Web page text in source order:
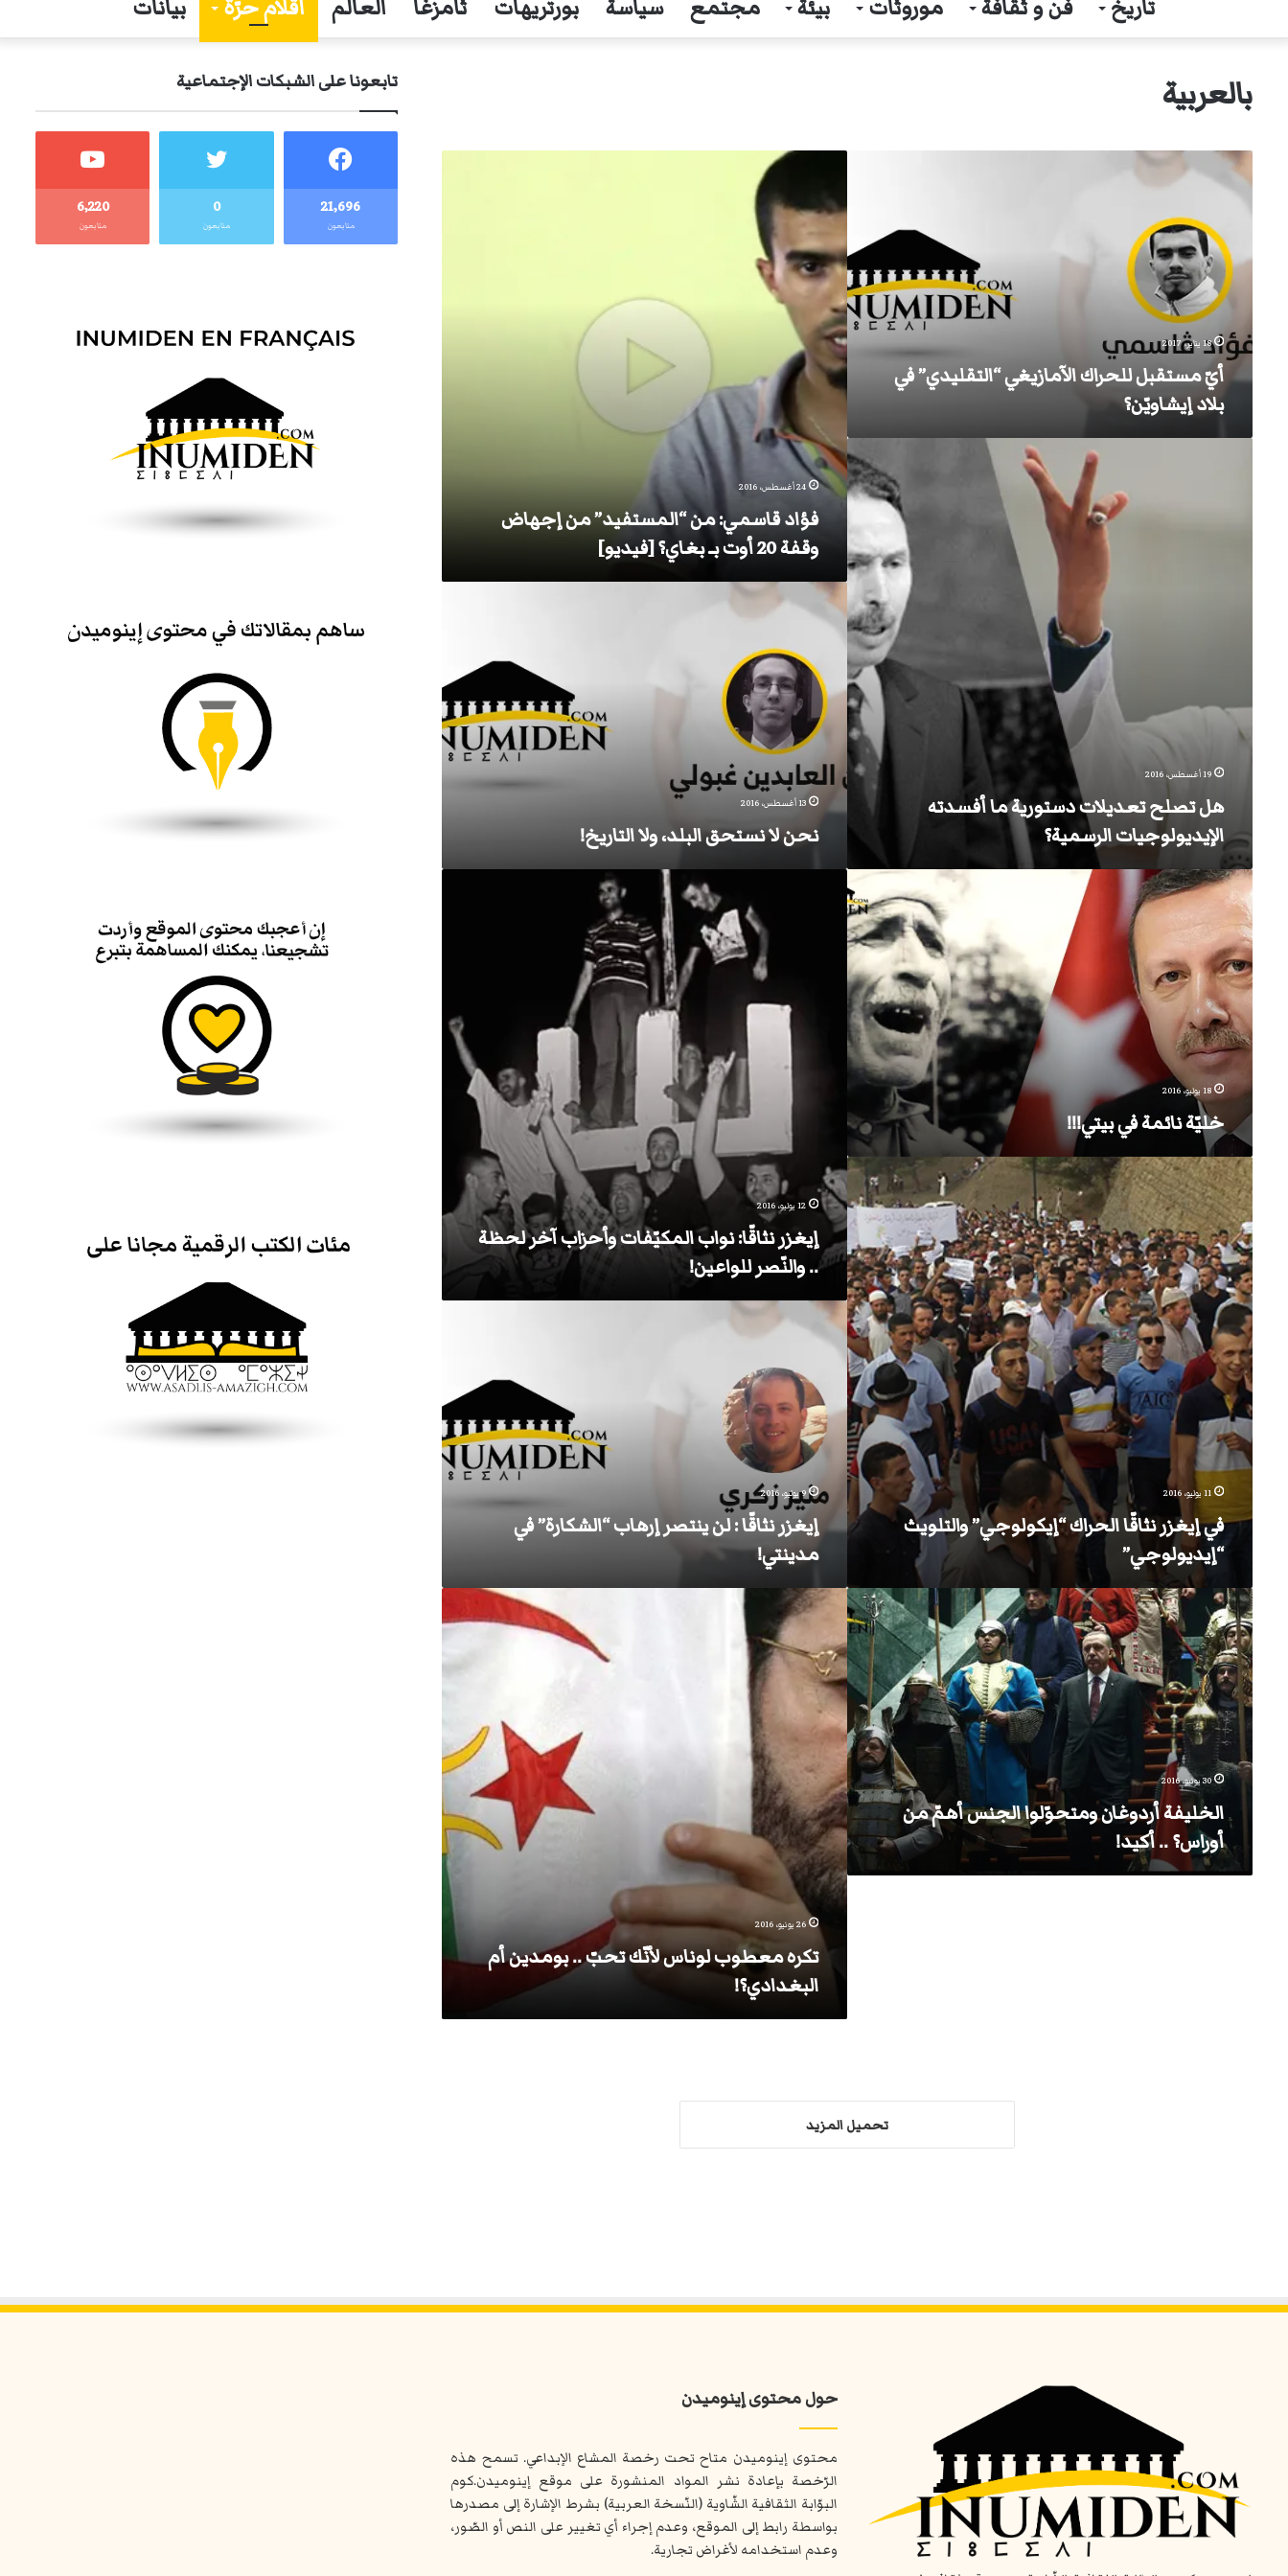
تاريخ فن و ثقافة موروثات بيئة مجتمع سياسة بورتريهات ثامزغا العالم أقلام حرّة بيانات
بالعربية
أيّ
مستقبل
للحراك
الآمازيغي
“التقليدي”
في
إيشاويّن؟
18 يناير، 2017
أيّ مستقبل للحراك الآمازيغي “التقليدي” في
بلاد إيشاويّن؟
فؤاد
من
“المستفيد”
من
إجهاض
وقفة
20
أوت
بـ
بغاي؟
[فيديو]
24 أغسطس، 2016
فؤاد قاسمي: من “المستفيد” من إجهاض
وقفة 20 أوت بـ بغاي؟ [فيديو]
19 أغسطس، 2016
هل تصلح تعديلات دستورية ما أفسدته
الإيديولوجيات الرسمية؟
نحن
لا
نستحق
ولا
التاريخ!
13 أغسطس، 2016
نحن لا نستحق البلد، ولا التاريخ!
خليّة
نائمة
في
بيتي!!!
18 يوليو، 2016
خليّة نائمة في بيتي!!!
إيغزر
نثاقّا:
نواب
المكيّفات
آخر
لحظة
والنّصر
للواعين!
12 يوليو، 2016
إيغزر نثاقّا: نواب المكيّفات وأحزاب آخر لحظة
.. والنّصر للواعين!
في
إيغزر
نثاقّا
الحراك
“إيكولوجي”
والتلويث
“إيديولوجي”
11 يوليو، 2016
في إيغزر نثاقّا الحراك “إيكولوجي” والتلويث
“إيديولوجي”
إيغزر
نثاقّا
:
لن
ينتصر
إرهاب
“الشكارة”
في
مدينتي!
9 يوليو، 2016
إيغزر نثاقّا : لن ينتصر إرهاب “الشكارة” في
مدينتي!
الخليفة
أردوغان
ومتحوّلوا
الجنس
أهمّ
من
أوراس؟
أكيد!
30 يونيو، 2016
الخليفة أردوغان ومتحوّلوا الجنس أهمّ من
أوراس؟ .. أكيد!
تكره
معطوب
لوناس
لأنّك
تحبّ
..
بومدين
أم
البغدادي؟!
26 يونيو، 2016
تكره معطوب لوناس لأنّك تحبّ .. بومدين أم
البغدادي؟!
تحميل المزيد
تابعونا على الشبكات الإجتماعية
21٬696
متابعون
0
متابعون
6٬220
متابعون
حول محتوى إينوميدن
محتوى إينوميدن متاح تحت رخصة المشاع الإبداعي. تسمح هذه
الرّخصة بإعادة نشر المواد المنشورة على موقع إينوميدن.كوم
البوّابة الثقافية الشّاوية (النّسخة العربية) بشرط الإشارة إلى مصدرها
بواسطة رابط إلى الموقع، وعدم إجراء أي تغيير على النص أو الصّور،
وعدم استخدامه لأغراض تجارية.